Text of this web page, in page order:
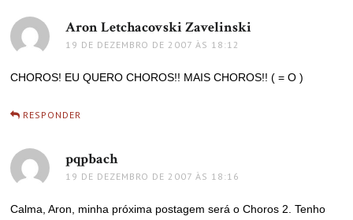
Aron Letchacovski Zavelinski
19 DE DEZEMBRO DE 2007 ÀS 18:12
CHOROS! EU QUERO CHOROS!! MAIS CHOROS!! ( = O )
RESPONDER
pqpbachdisse:
19 DE DEZEMBRO DE 2007 ÀS 18:16
Calma, Aron, minha próxima postagem será o Choros 2. Tenho